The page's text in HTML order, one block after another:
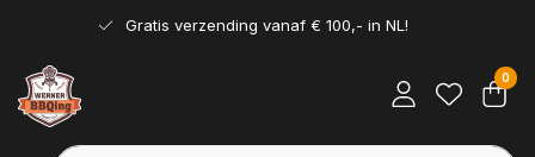
Gratis verzending vanaf € 100,- in NL!
0